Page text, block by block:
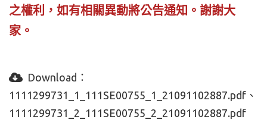
之權利，如有相關異動將公告通知。 謝謝大
家。
Download：
1111299731_1_111SE00755_1_21091102887.pdf
1111299731_2_111SE00755_2_21091102887.pdf